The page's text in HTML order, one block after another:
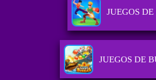
JUEGOS
JUEGOS DE